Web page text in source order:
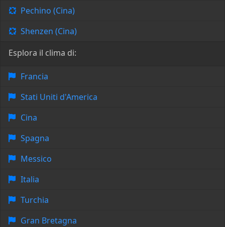
Pechino (Cina)
Shenzen (Cina)
Esplora il clima di:
Francia
Stati Uniti d'America
Cina
Spagna
Messico
Italia
Turchia
Gran Bretagna